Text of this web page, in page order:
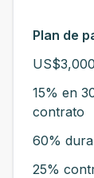
Plan de
15% en
contrato
60%
25%